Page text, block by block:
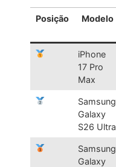
Posição Modelo
iPhone
17 Pro
Max
Samsung
Galaxy
S26 Ultra
Samsung
Galaxy